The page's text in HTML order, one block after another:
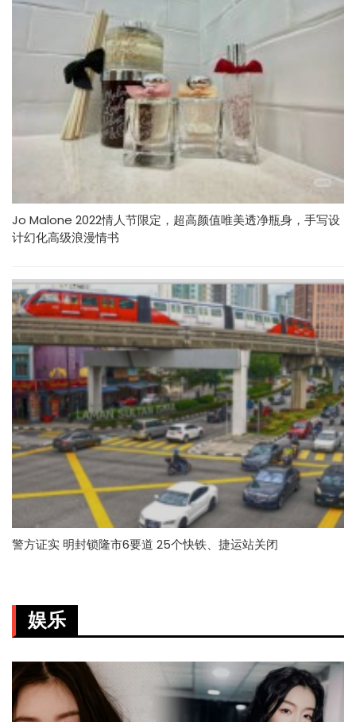
Jo Malone 2022情人节限定，超高颜值唯美透净瓶身，手写设
计幻化高级浪漫情书
警方证实 明封锁隆市6要道 25个快铁、捷运站关闭
娱乐